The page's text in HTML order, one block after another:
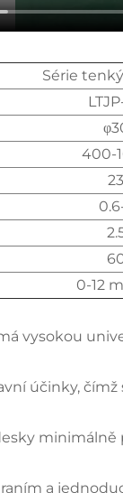
Série
400-
23
0-12
vysokou
účinky, čímž
minimálně
a